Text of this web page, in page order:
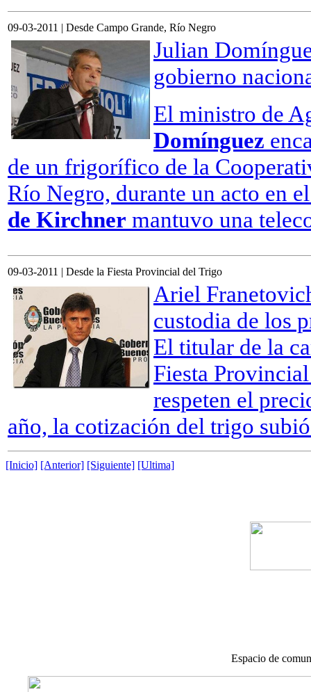
09-03-2011 | Desde Campo Grande, Río Negro
Julian
gobierno
El ministro de
Domínguez
de un frigorífico de la
Río Negro, durante un acto en
de Kirchner mantuvo una
09-03-2011 | Desde la Fiesta Provincial del Trigo
Ariel
custodia de los
El titular de la
Fiesta
respeten el
año, la cotización del trigo
[Inicio] [Anterior] [Siguiente] [Ultima]
Espacio de